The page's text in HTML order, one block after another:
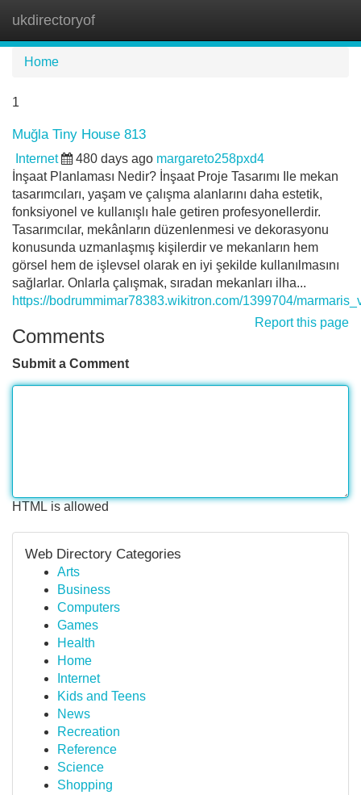
ukdirectoryof
Home
1
Muğla Tiny House 813
Internet 480 days ago margareto258pxd4
İnşaat Planlaması Nedir? İnşaat Proje Tasarımı Ile mekan
tasarımcıları, yaşam ve çalışma alanlarını daha estetik,
fonksiyonel ve kullanışlı hale getiren profesyonellerdir.
Tasarımcılar, mekânların düzenlenmesi ve dekorasyonu
konusunda uzmanlaşmış kişilerdir ve mekanların hem
görsel hem de işlevsel olarak en iyi şekilde kullanılmasını
sağlarlar. Onlarla çalışmak, sıradan mekanları ilha...
https://bodrummimar78383.wikitron.com/1399704/
Report this page
Comments
Submit a Comment
HTML is allowed
Web Directory Categories
Arts
Business
Computers
Games
Health
Home
Internet
Kids and Teens
News
Recreation
Reference
Science
Shopping